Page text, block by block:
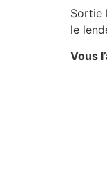
Sortie
le
Vous